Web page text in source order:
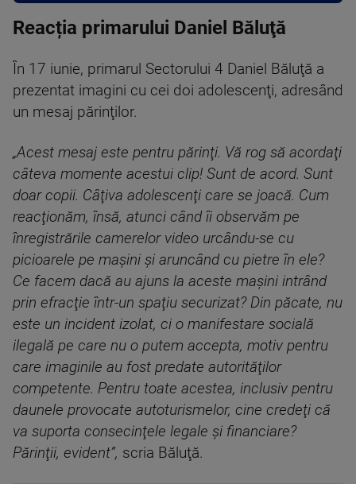
Reacția primarului Daniel Băluţă
În 17 iunie, primarul Sectorului 4 Daniel Băluţă a
prezentat imagini cu cei doi adolescenţi, adresând
un mesaj părinţilor.
„Acest mesaj este pentru părinţi. Vă rog să acordaţi
câteva momente acestui clip! Sunt de acord. Sunt
doar copii. Câţiva adolescenţi care se joacă. Cum
reacţionăm, însă, atunci când îi observăm pe
înregistrările camerelor video urcându-se cu
picioarele pe maşini şi aruncând cu pietre în ele?
Ce facem dacă au ajuns la aceste maşini intrând
prin efracţie într-un spaţiu securizat? Din păcate, nu
este un incident izolat, ci o manifestare socială
ilegală pe care nu o putem accepta, motiv pentru
care imaginile au fost predate autorităţilor
competente. Pentru toate acestea, inclusiv pentru
daunele provocate autoturismelor, cine credeţi că
va suporta consecinţele legale şi financiare?
Părinţii, evident”, scria Băluţă.